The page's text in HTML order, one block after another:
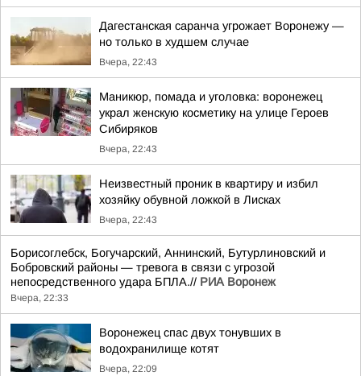
Дагестанская саранча угрожает Воронежу —
но только в худшем случае
Вчера, 22:43
Маникюр, помада и уголовка: воронежец
украл женскую косметику на улице Героев
Сибиряков
Вчера, 22:43
Неизвестный проник в квартиру и избил
хозяйку обувной ложкой в Лисках
Вчера, 22:43
Борисоглебск, Богучарский, Аннинский, Бутурлиновский и
Бобровский районы — тревога в связи с угрозой
непосредственного удара БПЛА.// РИА Воронеж
Вчера, 22:33
Воронежец спас двух тонувших в
водохранилище котят
Вчера, 22:09